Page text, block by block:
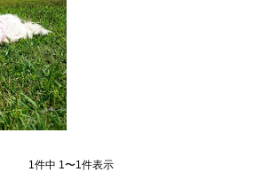
1件中 1〜1件表示